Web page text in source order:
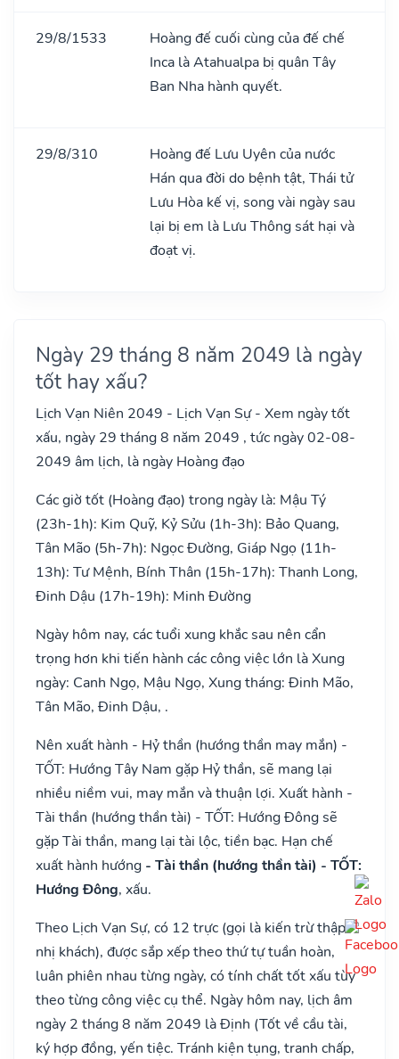
29/8/1533
Hoàng đế cuối cùng của đế chế
Inca là Atahualpa bị quân Tây
Ban Nha hành quyết.
29/8/310
Hoàng đế Lưu Uyên của nước
Hán qua đời do bệnh tật, Thái tử
Lưu Hòa kế vị, song vài ngày sau
lại bị em là Lưu Thông sát hại và
đoạt vị.
Ngày 29 tháng 8 năm 2049 là ngày
tốt hay xấu?
Lịch Vạn Niên 2049 - Lịch Vạn Sự - Xem ngày tốt
xấu, ngày 29 tháng 8 năm 2049 , tức ngày 02-08-
2049 âm lịch, là ngày Hoàng đạo
Các giờ tốt (Hoàng đạo) trong ngày là: Mậu Tý
(23h-1h): Kim Quỹ, Kỷ Sửu (1h-3h): Bảo Quang,
Tân Mão (5h-7h): Ngọc Đường, Giáp Ngọ (11h-
13h): Tư Mệnh, Bính Thân (15h-17h): Thanh Long,
Đinh Dậu (17h-19h): Minh Đường
Ngày hôm nay, các tuổi xung khắc sau nên cẩn
trọng hơn khi tiến hành các công việc lớn là Xung
ngày: Canh Ngọ, Mậu Ngọ, Xung tháng: Đinh Mão,
Tân Mão, Đinh Dậu, .
Nên xuất hành - Hỷ thần (hướng thần may mắn) -
TỐT: Hướng Tây Nam gặp Hỷ thần, sẽ mang lại
nhiều niềm vui, may mắn và thuận lợi. Xuất hành -
Tài thần (hướng thần tài) - TỐT: Hướng Đông sẽ
gặp Tài thần, mang lại tài lộc, tiền bạc. Hạn chế
xuất hành hướng - Tài thần (hướng thần tài) - TỐT:
Hướng Đông, xấu.
Theo Lịch Vạn Sự, có 12 trực (gọi là kiến trừ thập
nhị khách), được sắp xếp theo thứ tự tuần hoàn,
luân phiên nhau từng ngày, có tính chất tốt xấu tùy
theo từng công việc cụ thể. Ngày hôm nay, lịch âm
ngày 2 tháng 8 năm 2049 là Định (Tốt về cầu tài,
ký hợp đồng, yến tiệc. Tránh kiện tụng, tranh chấp,